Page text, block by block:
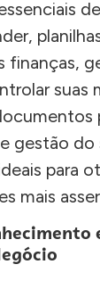
finanças,
suas
gestão do
para
mais